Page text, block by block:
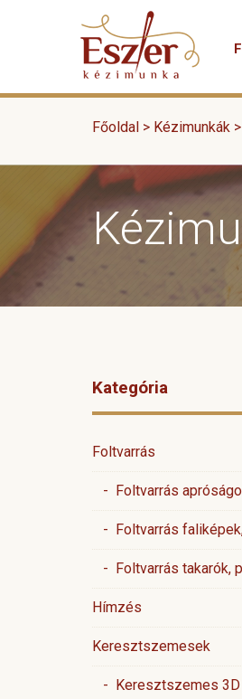
Főoldal > Kézimunkák >
Kategória
Foltvarrás
- Foltvarrás
- Foltvarrás
- Foltvarrás takarók,
Hímzés
Keresztszemesek
- Keresztszemes 3D